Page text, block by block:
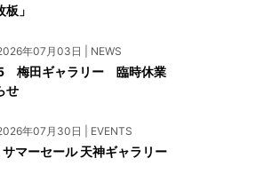
資料請求
工務店様・設計会社様向けお問い合わせ
一枚板買い取りに関して
」
年07月03日 | NEWS
梅田ギャラリー 臨時休業
せ
年07月30日 | EVENTS
マーセール 天神ギャラリー